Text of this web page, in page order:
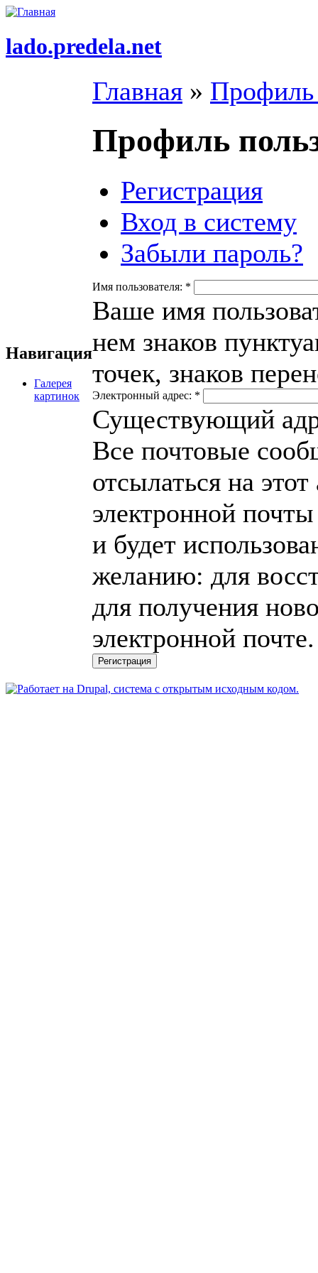
lado.predela.net
Навигация
Галерея
картинок
Главная » Профиль
Профиль
Регистрация
Вход в систему
Забыли пароль?
Имя пользователя: *
Ваше имя
нем знаков
точек, знаков
Электронный адрес: *
Существующий
Все почтовые
отсылаться на
электронной
и будет
желанию: для
для получения
электронной почте.